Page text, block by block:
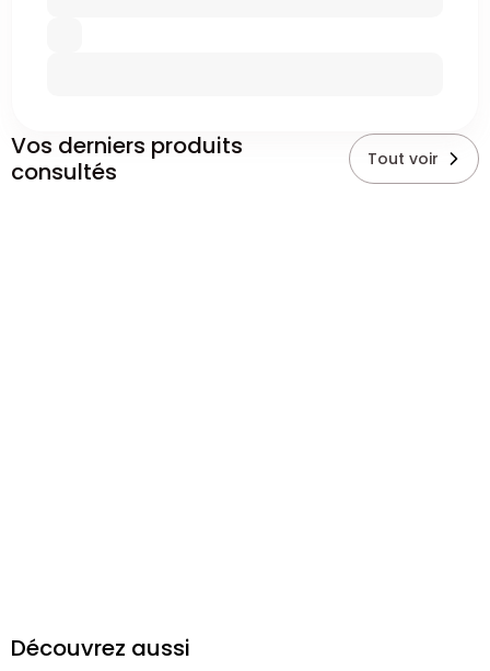
Vos derniers produits
consultés
Tout voir
Découvrez aussi